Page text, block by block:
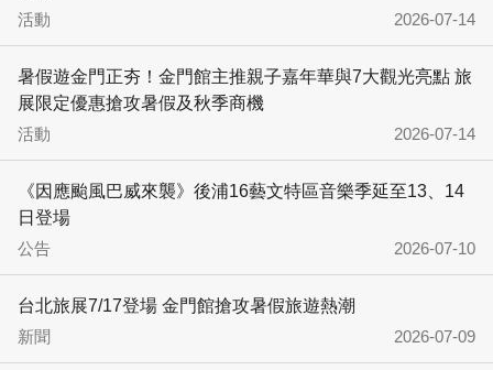
活動
2026-07-14
暑假遊金門正夯！金門館主推親子嘉年華與7大觀光亮點 旅
展限定優惠搶攻暑假及秋季商機
活動
2026-07-14
《因應颱風巴威來襲》後浦16藝文特區音樂季延至13、14
日登場
公告
2026-07-10
台北旅展7/17登場 金門館搶攻暑假旅遊熱潮
新聞
2026-07-09